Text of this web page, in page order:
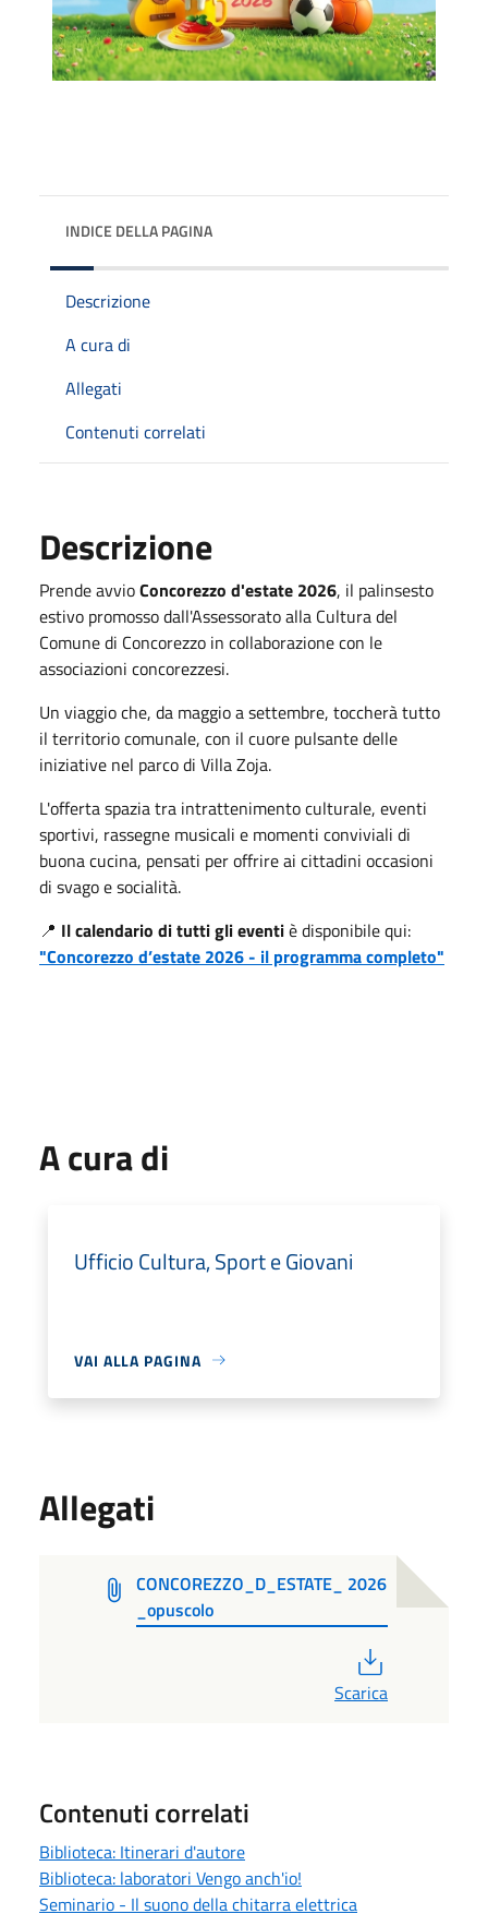
INDICE DELLA PAGINA
Descrizione
A cura di
Allegati
Contenuti correlati
Descrizione
Prende avvioConcorezzo d'estate 2026, il palinsesto
estivo promosso dall'Assessorato alla Cultura del
Comune di Concorezzo in collaborazione con le
associazioni concorezzesi.
Un viaggio che, da maggio a settembre, toccherà tutto
il territorio comunale, con il cuore pulsante delle
iniziative nel parco di Villa Zoja.
L'offerta spazia tra intrattenimento culturale, eventi
sportivi, rassegne musicali e momenti conviviali di
buona cucina, pensati per offrire ai cittadini occasioni
di svago e socialità.
📍 Il calendario di tutti gli eventiè disponibile qui:
"Concorezzo d’estate 2026 - il programma completo"
A cura di
Ufficio Cultura, Sport e Giovani
VAI ALLA PAGINA
Allegati
CONCOREZZO_D_ESTATE_ 2026
_opuscolo
Scarica
Contenuti correlati
Biblioteca: Itinerari d'autore
Biblioteca: laboratori Vengo anch'io!
Seminario - Il suono della chitarra elettrica